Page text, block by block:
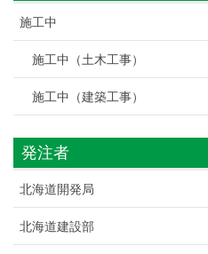
施工中
施工中（土木工事）
施工中（建築工事）
発注者
北海道開発局
北海道建設部